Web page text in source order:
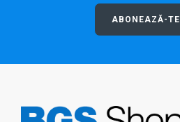
ABONEAZĂ-TE